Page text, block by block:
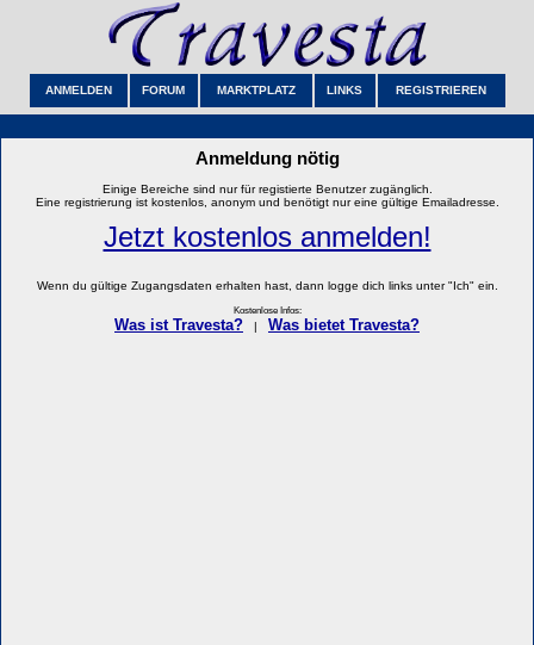
ANMELDEN FORUM MARKTPLATZ LINKS REGISTRIEREN
Anmeldung nötig
Einige Bereiche sind nur für registierte Benutzer zugänglich.
Eine registrierung ist kostenlos, anonym und benötigt nur eine gültige Emailadresse.
Jetzt kostenlos anmelden!
Wenn du gültige Zugangsdaten erhalten hast, dann logge dich links unter "Ich" ein.
Kostenlose Infos:
Was ist Travesta? Was bietet Travesta?